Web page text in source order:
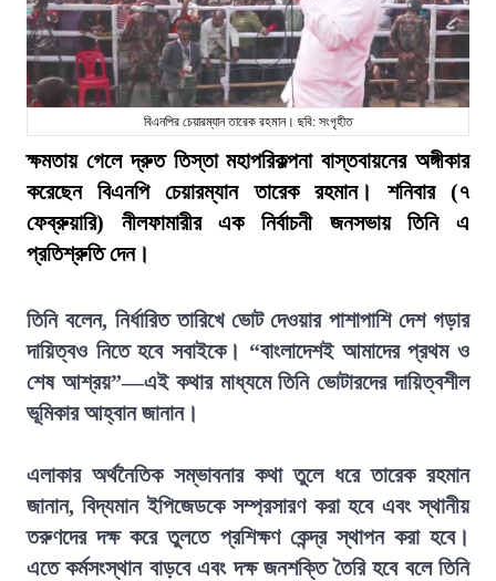
বিএনপির চেয়ারম্যান তারেক রহমান। ছবি: সংগৃহীত
ক্ষমতায় গেলে দ্রুত তিস্তা মহাপরিকল্পনা বাস্তবায়নের অঙ্গীকার
করেছেন বিএনপি চেয়ারম্যান তারেক রহমান। শনিবার (৭
ফেব্রুয়ারি) নীলফামারীর এক নির্বাচনী জনসভায় তিনি এ
প্রতিশ্রুতি দেন।
তিনি বলেন, নির্ধারিত তারিখে ভোট দেওয়ার পাশাপাশি দেশ গড়ার
দায়িত্বও নিতে হবে সবাইকে। “বাংলাদেশই আমাদের প্রথম ও
শেষ আশ্রয়”—এই কথার মাধ্যমে তিনি ভোটারদের দায়িত্বশীল
ভূমিকার আহ্বান জানান।
এলাকার অর্থনৈতিক সম্ভাবনার কথা তুলে ধরে তারেক রহমান
জানান, বিদ্যমান ইপিজেডকে সম্প্রসারণ করা হবে এবং স্থানীয়
তরুণদের দক্ষ করে তুলতে প্রশিক্ষণ কেন্দ্র স্থাপন করা হবে।
এতে কর্মসংস্থান বাড়বে এবং দক্ষ জনশক্তি তৈরি হবে বলে তিনি